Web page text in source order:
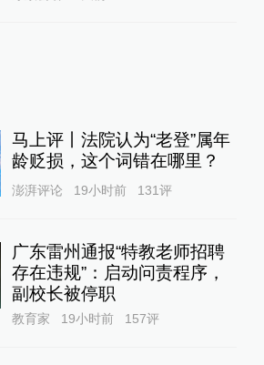
马上评丨法院认为“老登”属年
龄贬损，这个词错在哪里？
澎湃评论 19小时前 131评
广东雷州通报“特教老师招聘
存在违规”：启动问责程序，
副校长被停职
教育家 19小时前 157评